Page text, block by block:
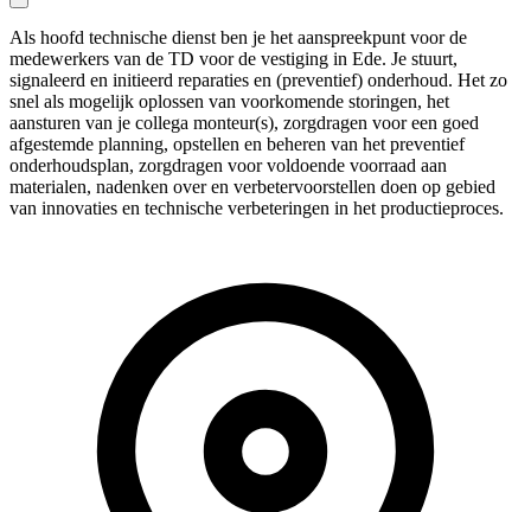
Als hoofd technische dienst ben je het aanspreekpunt voor de
medewerkers van de TD voor de vestiging in Ede. Je stuurt,
signaleerd en initieerd reparaties en (preventief) onderhoud. Het zo
snel als mogelijk oplossen van voorkomende storingen, het
aansturen van je collega monteur(s), zorgdragen voor een goed
afgestemde planning, opstellen en beheren van het preventief
onderhoudsplan, zorgdragen voor voldoende voorraad aan
materialen, nadenken over en verbetervoorstellen doen op gebied
van innovaties en technische verbeteringen in het productieproces.